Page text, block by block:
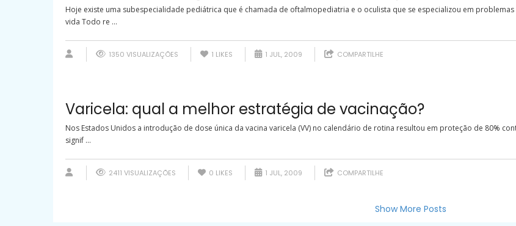
Hoje existe uma subespecialidade pediátrica que é chamada de oftalmopediatria e o oculista que se especializou em
vida Todo re ...
1350 VISUALIZAÇÕES 1 LIKES 1 JUL, 2009 COMPARTILHE
Varicela: qual a melhor estratégia de vacinação?
Nos Estados Unidos a introdução de dose única da vacina varicela (VV) no calendário de rotina resultou em proteção de 80%
signif ...
2411 VISUALIZAÇÕES 0 LIKES 1 JUL, 2009 COMPARTILHE
Show More Posts